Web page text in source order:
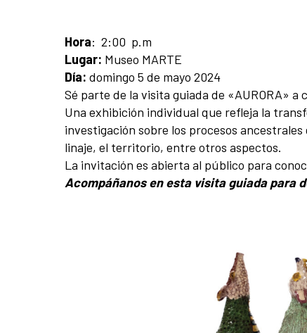
Hora: 2:00 p.m
Lugar: Museo MARTE
Día: domingo 5 de mayo 2024
Sé parte de la visita guiada de «AURORA»
Una exhibición individual que refleja la
investigación sobre los procesos
linaje, el territorio, entre otros aspectos.
La invitación es abierta al público para
Acompáñanos en esta visita guiada para